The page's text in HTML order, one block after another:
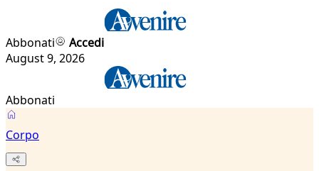
Abbonati
Accedi
August 9, 2026
Abbonati
Corpo